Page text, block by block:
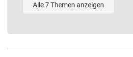
Alle 7 Themen anzeigen